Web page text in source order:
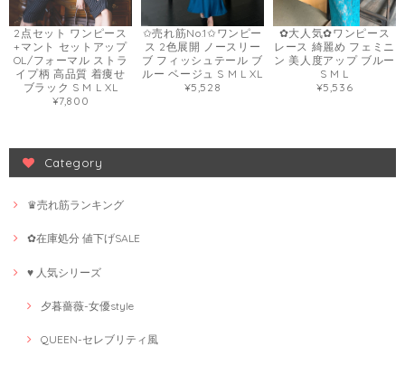
2点セット ワンピース
+マント セットアップ
OL/フォーマル ストラ
イプ柄 高品質 着痩せ
ブラック S M L XL
¥7,800
✩売れ筋No.1✩ワンピー
ス 2色展開 ノースリー
ブ フィッシュテール ブ
ルー ベージュ S M L XL
¥5,528
✿大人気✿ワンピース
レース 綺麗め フェミニ
ン 美人度アップ ブルー
S M L
¥5,536
Category
♛売れ筋ランキング
✿在庫処分 値下げSALE
♥ 人気シリーズ
夕暮薔薇-女優style
QUEEN-セレブリティ風